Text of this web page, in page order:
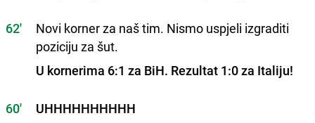
62'
Novi korner za naš tim. Nismo uspjeli izgraditi
poziciju za šut.
U kornerima 6:1 za BiH. Rezultat 1:0 za Italiju!
60'
UHHHHHHHHHH